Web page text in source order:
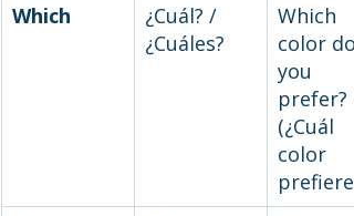
Which
¿Cuál? /
¿Cuáles?
Which
color do
you
prefer?
(¿Cuál
color